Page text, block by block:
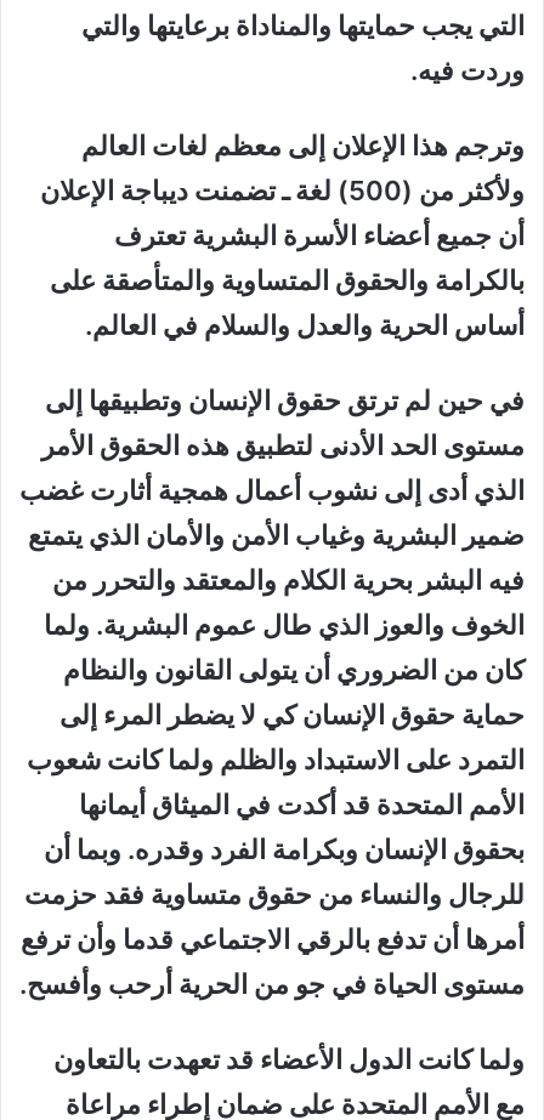
التي يجب حمايتها والمناداة برعايتها والتي
وردت فيه.
وترجم هذا الإعلان إلى معظم لغات العالم
ولأكثر من (500) لغة ـ تضمنت ديباجة الإعلان
أن جميع أعضاء الأسرة البشرية تعترف
بالكرامة والحقوق المتساوية والمتأصقة على
أساس الحرية والعدل والسلام في العالم.
في حين لم ترتق حقوق الإنسان وتطبيقها إلى
مستوى الحد الأدنى لتطبيق هذه الحقوق الأمر
الذي أدى إلى نشوب أعمال همجية أثارت غضب
ضمير البشرية وغياب الأمن والأمان الذي يتمتع
فيه البشر بحرية الكلام والمعتقد والتحرر من
الخوف والعوز الذي طال عموم البشرية. ولما
كان من الضروري أن يتولى القانون والنظام
حماية حقوق الإنسان كي لا يضطر المرء إلى
التمرد على الاستبداد والظلم ولما كانت شعوب
الأمم المتحدة قد أكدت في الميثاق أيمانها
بحقوق الإنسان وبكرامة الفرد وقدره. وبما أن
للرجال والنساء من حقوق متساوية فقد حزمت
أمرها أن تدفع بالرقي الاجتماعي قدما وأن ترفع
مستوى الحياة في جو من الحرية أرحب وأفسح.
ولما كانت الدول الأعضاء قد تعهدت بالتعاون
مع الأمم المتحدة على ضمان إطراء مراعاة